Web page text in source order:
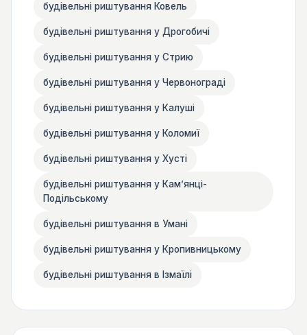
будівельні риштування Ковель
будівельні риштування у Дрогобичі
будівельні риштування у Стрию
будівельні риштування у Червонограді
будівельні риштування у Калуші
будівельні риштування у Коломиї
будівельні риштування у Хусті
будівельні риштування у Камʼянці-
Подільському
будівельні риштування в Умані
будівельні риштування у Кропивницькому
будівельні риштування в Ізмаїлі